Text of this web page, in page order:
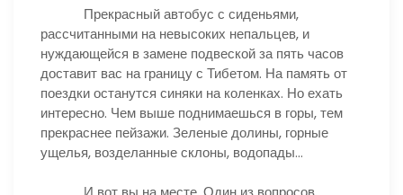
Прекрасный автобус с сиденьями,
рассчитанными на невысоких непальцев, и
нуждающейся в замене подвеской за пять часов
доставит вас на границу с Тибетом. На память от
поездки останутся синяки на коленках. Но ехать
интересно. Чем выше поднимаешься в горы, тем
прекраснее пейзажи. Зеленые долины, горные
ущелья, возделанные склоны, водопады…